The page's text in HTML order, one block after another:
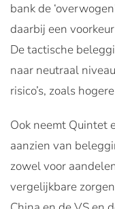
bank de
daarbij een
De tactische
naar neutraal
risico’s, zoals
Ook neemt Quintet
aanzien van
zowel voor
vergelijkbare